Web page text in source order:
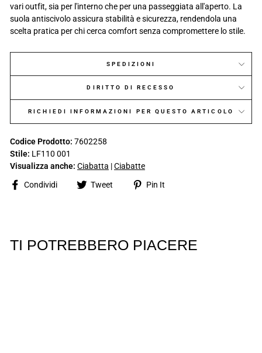
vari outfit, sia per l'interno che per una passeggiata all'aperto. La
suola antiscivolo assicura stabilità e sicurezza, rendendola una
scelta pratica per chi cerca comfort senza compromettere lo stile.
SPEDIZIONI
DIRITTO DI RECESSO
RICHIEDI INFORMAZIONI PER QUESTO ARTICOLO
Codice Prodotto: 7602258
Stile: LF110 001
Visualizza anche: Ciabatta |Ciabatte
Condividi
Share Tweet
Tweet Pin It
TI POTREBBERO PIACERE